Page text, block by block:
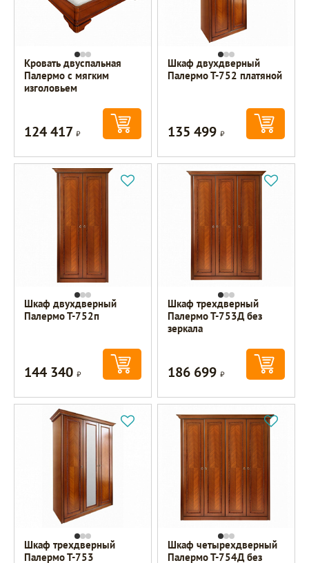
Кровать двуспальная
Палермо с мягким
изголовьем
124 417Р
Шкаф двухдверный
Палермо Т-752 платяной
135 499Р
Шкаф двухдверный
Палермо Т-752п
144 340Р
Шкаф трехдверный
Палермо Т-753Д без
зеркала
186 699Р
Шкаф трехдверный
Палермо Т-753
Шкаф четырехдверный
Палермо Т-754Д без